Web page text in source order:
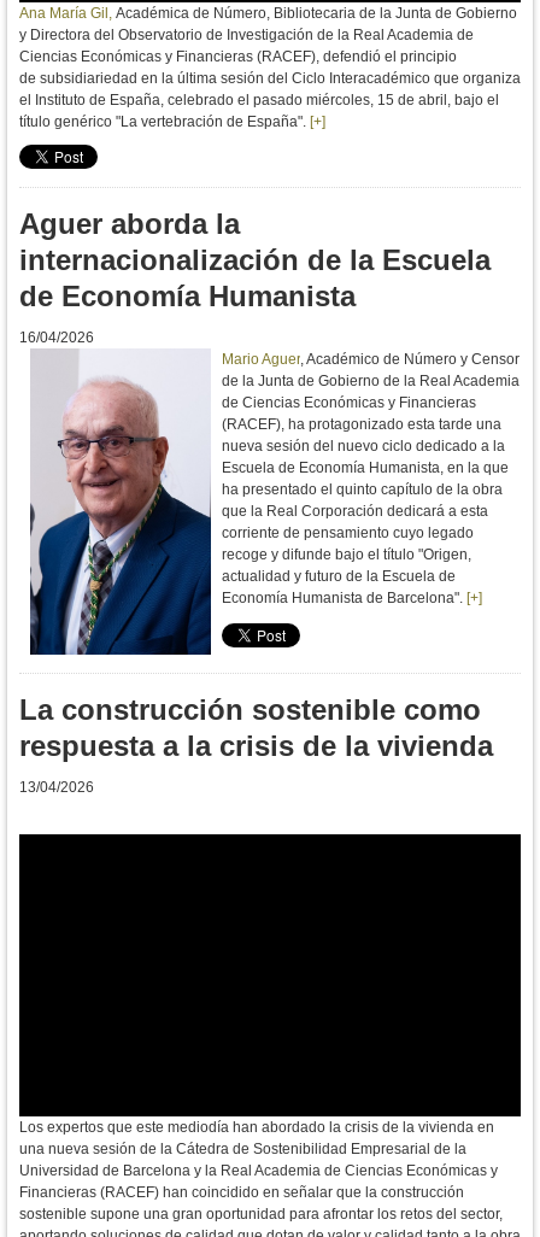
Ana María Gil, Académica de Número, Bibliotecaria de la Junta de Gobierno
y Directora del Observatorio de Investigación de la Real Academia de
Ciencias Económicas y Financieras (RACEF), defendió el principio
de subsidiariedad en la última sesión del Ciclo Interacadémico que organiza
el Instituto de España, celebrado el pasado miércoles, 15 de abril, bajo el
título genérico "La vertebración de España". [+]
Aguer aborda la
internacionalización de la Escuela
de Economía Humanista
16/04/2026
Mario Aguer, Académico de Número y Censor
de la Junta de Gobierno de la Real Academia
de Ciencias Económicas y Financieras
(RACEF), ha protagonizado esta tarde una
nueva sesión del nuevo ciclo dedicado a la
Escuela de Economía Humanista, en la que
ha presentado el quinto capítulo de la obra
que la Real Corporación dedicará a esta
corriente de pensamiento cuyo legado
recoge y difunde bajo el título "Origen,
actualidad y futuro de la Escuela de
Economía Humanista de Barcelona". [+]
La construcción sostenible como
respuesta a la crisis de la vivienda
13/04/2026
Los expertos que este mediodía han abordado la crisis de la vivienda en
una nueva sesión de la Cátedra de Sostenibilidad Empresarial de la
Universidad de Barcelona y la Real Academia de Ciencias Económicas y
Financieras (RACEF) han coincidido en señalar que la construcción
sostenible supone una gran oportunidad para afrontar los retos del sector,